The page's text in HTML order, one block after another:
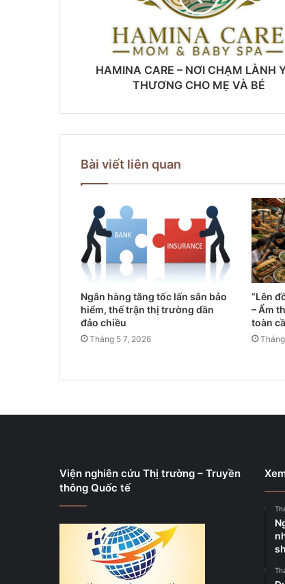
HAMINA CARE – NƠI CHẠM LÀNH
THƯƠNG CHO MẸ VÀ BÉ
Bài viết liên quan
Ngân hàng tăng tốc lấn sân bảo
hiểm, thế trận thị trường dần
đảo chiều
Tháng 5 7, 2026
“Lên
– Ẩm
toàn
Viện nghiên cứu Thị trường – Truyền
thông Quốc tế